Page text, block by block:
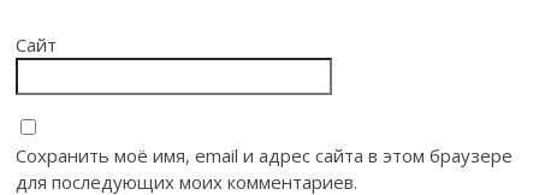
Сайт
Сохранить моё имя, email и адрес сайта в этом браузере
для последующих моих комментариев.